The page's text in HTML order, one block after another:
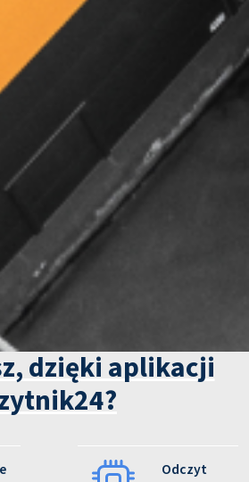
dzięki aplikacji
Odczyt